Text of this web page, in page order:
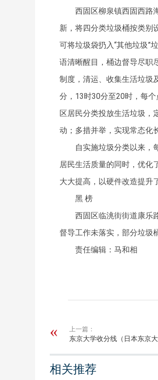
西固区柳泉镇西固西路
新，将四分类垃圾桶按类别
可将垃圾袋扔入“其他垃圾”
语清晰醒目，桶边督导尽职
制度，清运、收集生活垃圾
分，13时30分至20时，每
区居民分类投放生活垃圾，
动；多措并举，实现常态化
自实施垃圾分类以来，
居民生活质量的同时，优化
大大提高，以硬件改造提升
黑 榜
西固区临洮街街道康乐
督导工作未落实，部分垃圾
责任编辑：马和相
上一篇：
东京大学收分线（日本东京大
相关推荐